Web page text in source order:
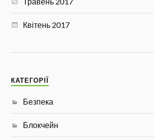
Квітень 2017
КАТЕГОРІЇ
Безпека
Блокчейн